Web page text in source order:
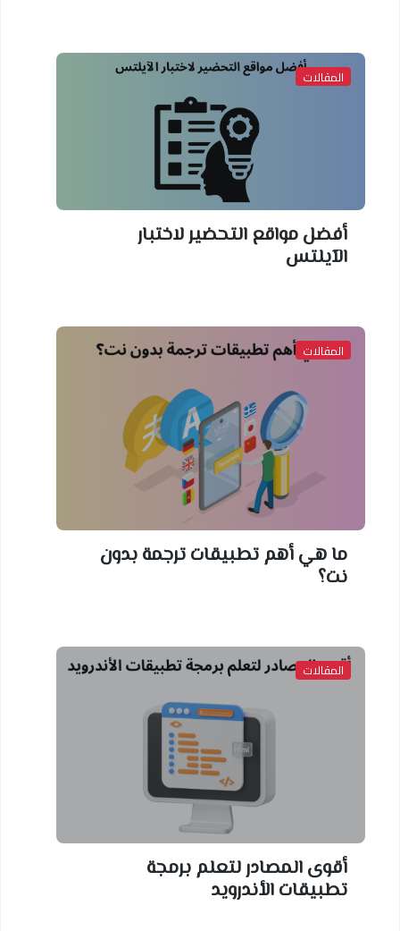
المقالات
أفضل مواقع التحضير لاختبار
الآيلتس
المقالات
ما هي أهم تطبيقات ترجمة بدون
نت؟
المقالات
أقوى المصادر لتعلم برمجة
تطبيقات الأندرويد